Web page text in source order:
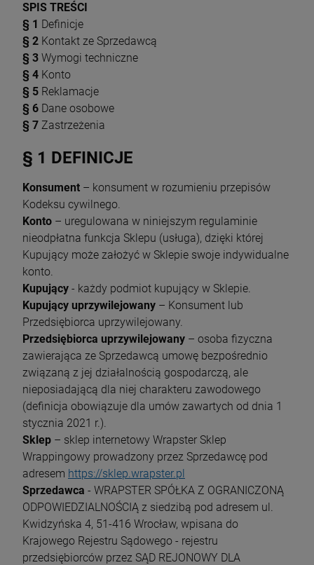
SPIS TREŚCI
§ 1 Definicje
§ 2 Kontakt ze Sprzedawcą
§ 3 Wymogi techniczne
§ 4 Konto
§ 5 Reklamacje
§ 6 Dane osobowe
§ 7 Zastrzeżenia
§ 1 DEFINICJE
Konsument – konsument w rozumieniu przepisów
Kodeksu cywilnego.
Konto – uregulowana w niniejszym regulaminie
nieodpłatna funkcja Sklepu (usługa), dzięki której
Kupujący może założyć w Sklepie swoje indywidualne
konto.
Kupujący - każdy podmiot kupujący w Sklepie.
Kupujący uprzywilejowany – Konsument lub
Przedsiębiorca uprzywilejowany.
Przedsiębiorca uprzywilejowany – osoba fizyczna
zawierająca ze Sprzedawcą umowę bezpośrednio
związaną z jej działalnością gospodarczą, ale
nieposiadającą dla niej charakteru zawodowego
(definicja obowiązuje dla umów zawartych od dnia 1
stycznia 2021 r.).
Sklep – sklep internetowy Wrapster Sklep
Wrappingowy prowadzony przez Sprzedawcę pod
adresem https://sklep.wrapster.pl
Sprzedawca - WRAPSTER SPÓŁKA Z OGRANICZONĄ
ODPOWIEDZIALNOŚCIĄ z siedzibą pod adresem ul.
Kwidzyńska 4, 51-416 Wrocław, wpisana do
Krajowego Rejestru Sądowego - rejestru
przedsiębiorców przez SĄD REJONOWY DLA